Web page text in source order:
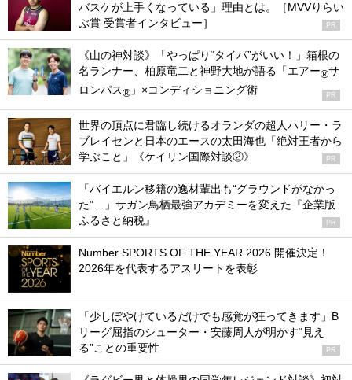
バスケが上手くなっている」理由とは。［MVVりらい
ぶ賞 受賞者インタビュー］
PR
《山の神対談》「やっぱり“タイパ”がいい！」箱根の
名ランナー、柏原竜二と神野大地が語る「エアー®サ
ロンパス® 」×コンディショニング術 PR
世界の頂点に君臨し続けるオランダの超人ハリー・ラ
ブレイセンと日本のエースの太田海也「絶対王者から
学ぶこと」《ケイリン国際対談②》
PR
「バイエルン移籍の逸材輩出も“グラウンドがなかっ
た”…」サガン鳥栖最強アカデミーを変えた『企業版
ふるさと納税』
PR
Number SPORTS OF THE YEAR 2026 開催決定！
2026年を代表するアスリートを表彰
「少しぼやけているだけでも感覚が狂ってきます」B
リーグ屈指のシューター・安藤周人が明かす“見え
る”ことの重要性
PR